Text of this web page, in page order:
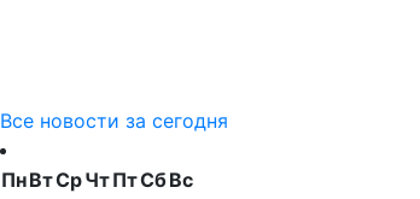
Все новости за сегодня
ПнВтСрЧтПтСбВс